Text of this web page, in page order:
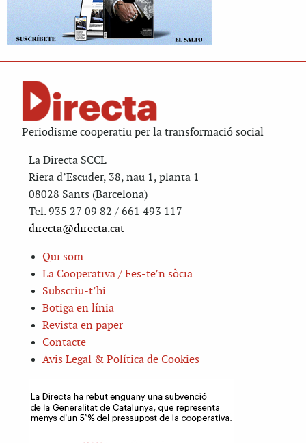
Periodisme cooperatiu per la transformació social
La Directa SCCL
Riera d’Escuder, 38, nau 1, planta 1
08028 Sants (Barcelona)
Tel. 935 27 09 82 / 661 493 117
directa@directa.cat
Qui som
La Cooperativa / Fes-te’n sòcia
Subscriu-t’hi
Botiga en línia
Revista en paper
Contacte
Avis Legal & Política de Cookies